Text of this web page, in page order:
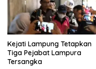
Kejati Lampung Tetapkan
Tiga Pejabat Lampura
Tersangka